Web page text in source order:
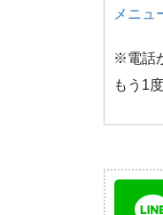
メニュ
※電話
もう1